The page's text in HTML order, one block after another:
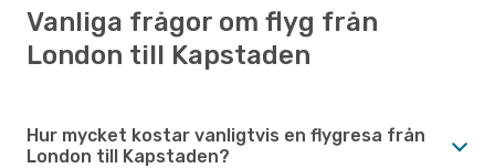
Vanliga frågor om flyg från
London till Kapstaden
Hur mycket kostar vanligtvis en flygresa från
London till Kapstaden?